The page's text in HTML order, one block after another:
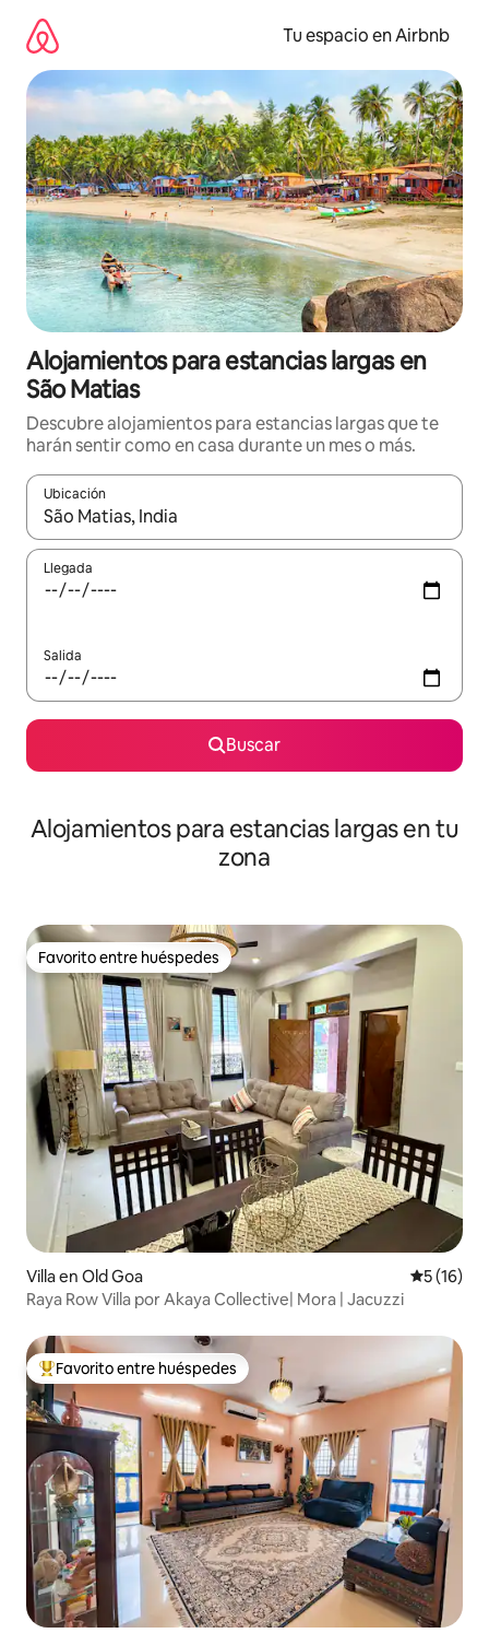
contenido
Tu espacio en Airbnb
Alojamientos para estancias largas en
São Matias
Descubre alojamientos para estancias largas que te
harán sentir como en casa durante un mes o más.
Ubicación
Cuando los resultados estén disponibles, podrás navegar
Llegada
Salida
Buscar
Alojamientos para estancias largas en tu
zona
Favorito entre huéspedes
Favorito entre huéspedes
Villa en Old Goa
5 (16)
Raya Row Villa por Akaya Collective| Mora | Jacuzzi
De los mejores en Favorito entre huéspedes
Favorito entre huéspedes